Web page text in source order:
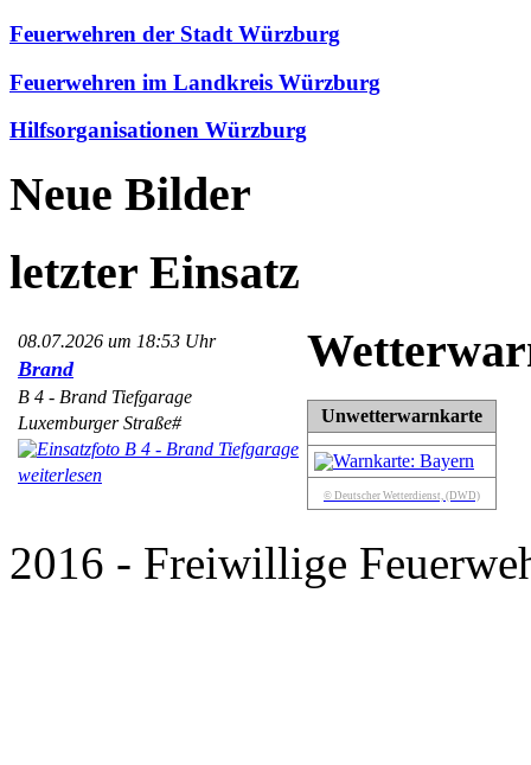
Feuerwehren der Stadt Würzburg
Feuerwehren im Landkreis Würzburg
Hilfsorganisationen Würzburg
Neue Bilder
letzter Einsatz
08.07.2026 um 18:53 Uhr
Brand
B 4 - Brand Tiefgarage
Luxemburger Straße#
weiterlesen
Unwetterwarnkarte
© Deutscher Wetterdienst, (DWD)
2016 - Freiwillige